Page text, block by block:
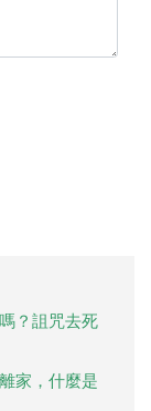
？詛咒去死
家，什麼是